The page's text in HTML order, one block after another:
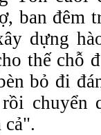
ban đêm
dựng
thế chỗ
bỏ đi
chuyển
cả".